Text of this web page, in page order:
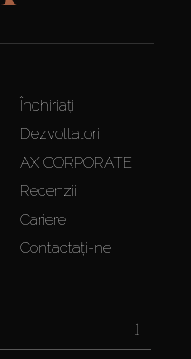
Închiriați
Dezvoltatori
AX CORPORATE
Recenzii
Cariere
Contactați-ne
1